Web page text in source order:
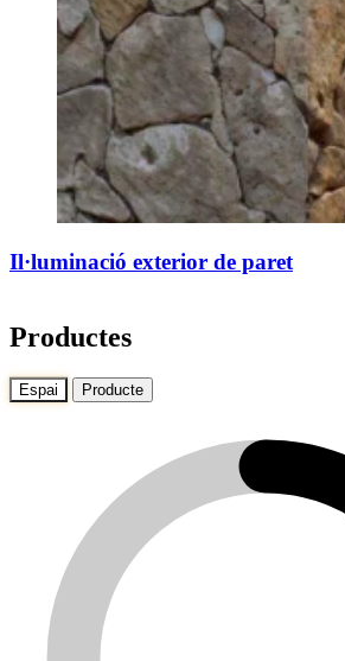
Il·luminació exterior de paret
Productes
Espai Producte